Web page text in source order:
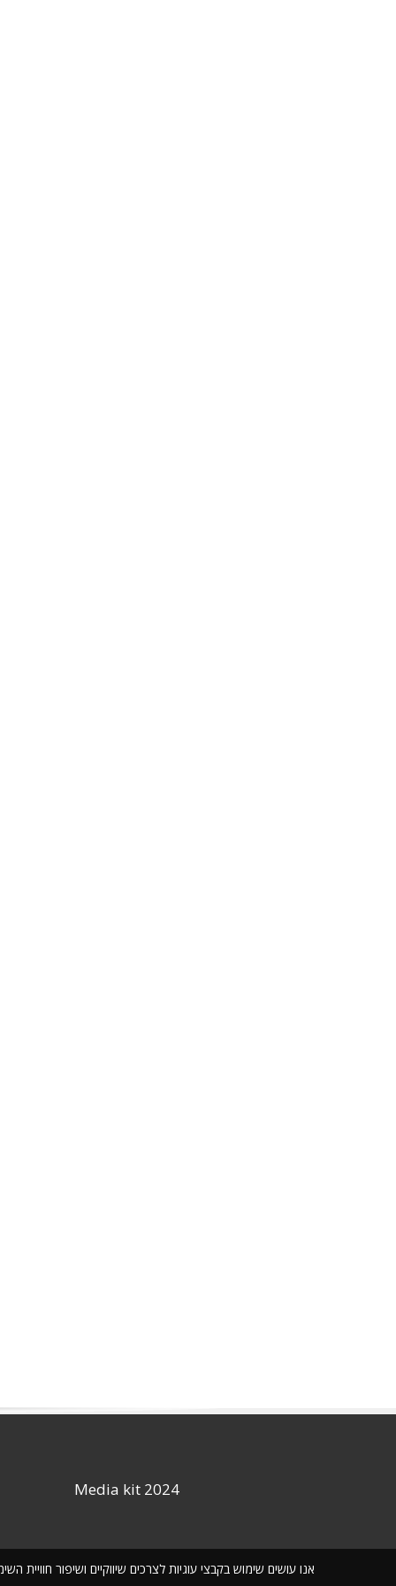
אנו עושים שימוש בקבצי עוגיות לצרכים שיווקיים ושיפור
Media kit 2024